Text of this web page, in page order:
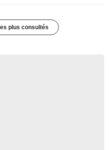
plus consultés